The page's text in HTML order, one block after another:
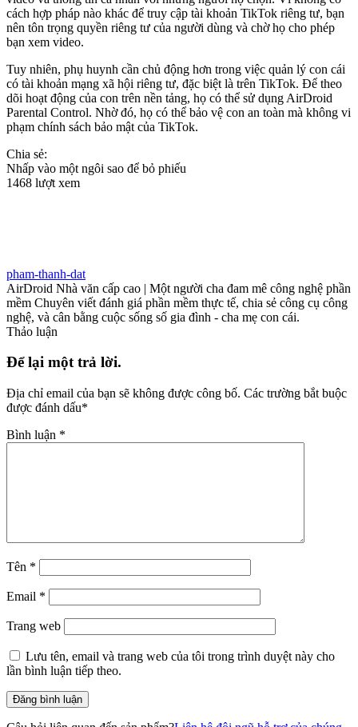
cách hợp pháp nào khác để truy cập tài khoản TikTok riêng tư, bạn
nên tôn trọng quyền riêng tư của người dùng và chờ họ cho phép
bạn xem video.
Tuy nhiên, phụ huynh cần chủ động hơn trong việc quản lý con cái
có tài khoản mạng xã hội riêng tư, đặc biệt là trên TikTok. Để theo
dõi hoạt động của con trên nền tảng, họ có thể sử dụng AirDroid
Parental Control. Nhờ đó, họ có thể bảo vệ con an toàn mà không vi
phạm chính sách bảo mật của TikTok.
Chia sẻ:
Nhấp vào một ngôi sao để bỏ phiếu
1468 lượt xem
pham-thanh-dat
AirDroid Nhà văn cấp cao | Một người cha đam mê công nghệ phần
mềm Chuyên viết đánh giá phần mềm thực tế, chia sẻ công cụ công
nghệ, và cân bằng cuộc sống số gia đình - cha mẹ con cái.
Thảo luận
Để lại một trả lời.
Địa chỉ email của bạn sẽ không được công bố. Các trường bắt buộc
được đánh dấu*
Bình luận *
Tên *
Email *
Trang web
Lưu tên, email và trang web của tôi trong trình duyệt này cho
lần bình luận tiếp theo.